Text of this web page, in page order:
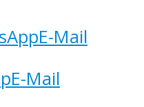
E-Mail
E-Mail